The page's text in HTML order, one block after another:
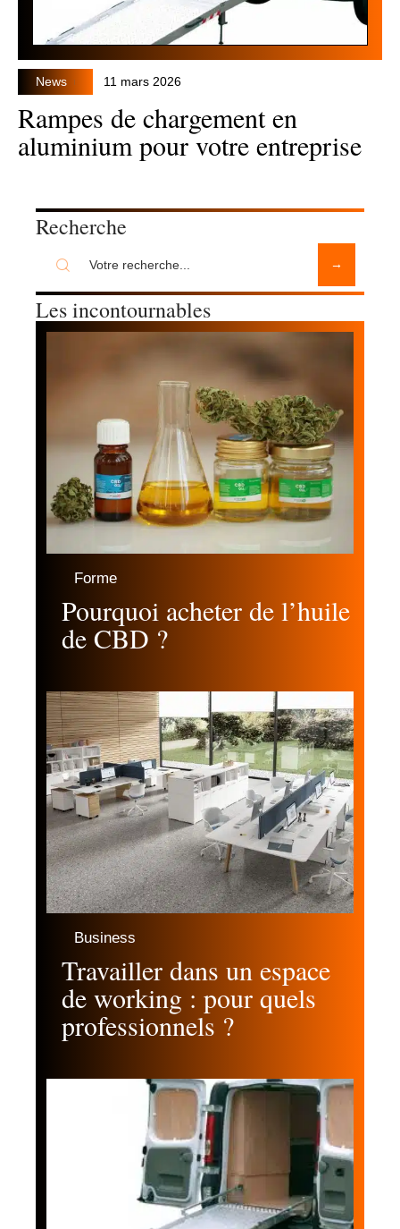
News 11 mars 2026
Rampes de chargement en
aluminium pour votre entreprise
Recherche
Les incontournables
Forme
Pourquoi acheter de l’huile
de CBD ?
Business
Travailler dans un espace
de working : pour quels
professionnels ?